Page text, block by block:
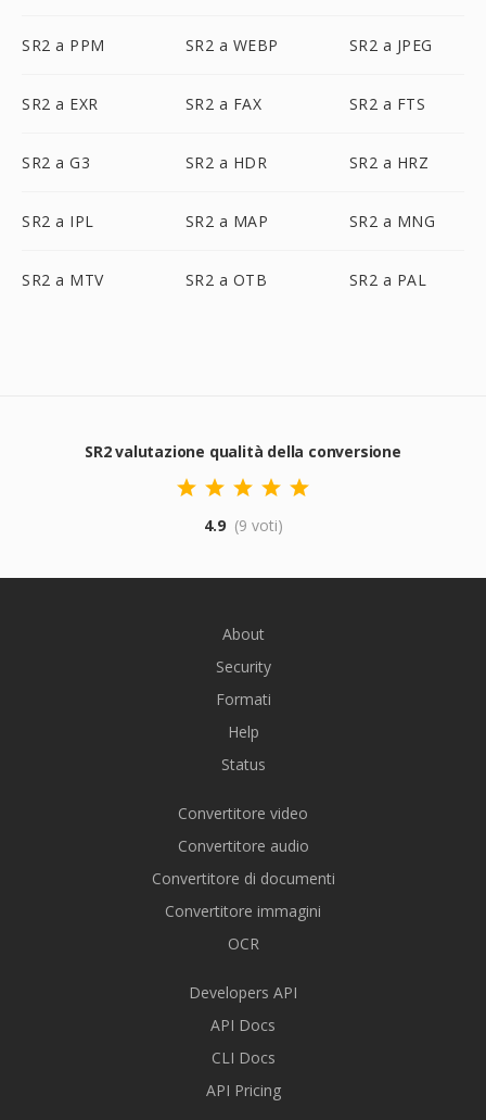
SR2 a PPM SR2 a WEBP SR2 a JPEG
SR2 a EXR SR2 a FAX SR2 a FTS
SR2 a G3 SR2 a HDR SR2 a HRZ
SR2 a IPL SR2 a MAP SR2 a MNG
SR2 a MTV SR2 a OTB SR2 a PAL
SR2 valutazione qualità della conversione
4.9 (9 voti)
About
Security
Formati
Help
Status
Convertitore video
Convertitore audio
Convertitore di documenti
Convertitore immagini
OCR
Developers API
API Docs
CLI Docs
API Pricing